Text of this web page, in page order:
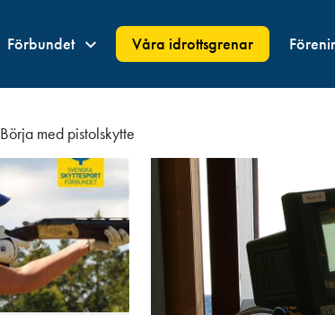
Förbundet Våra idrottsgrenar
Börja med pistolskytte